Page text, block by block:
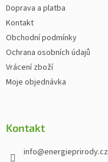
Doprava a platba
Kontakt
Obchodní podmínky
Ochrana osobních údajů
Vrácení zboží
Moje objednávka
Kontakt
info@energieprirody.cz